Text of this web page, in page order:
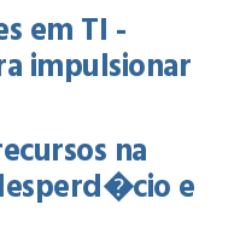
em TI -
impulsionar
na
e